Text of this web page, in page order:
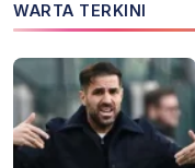
WARTA TERKINI